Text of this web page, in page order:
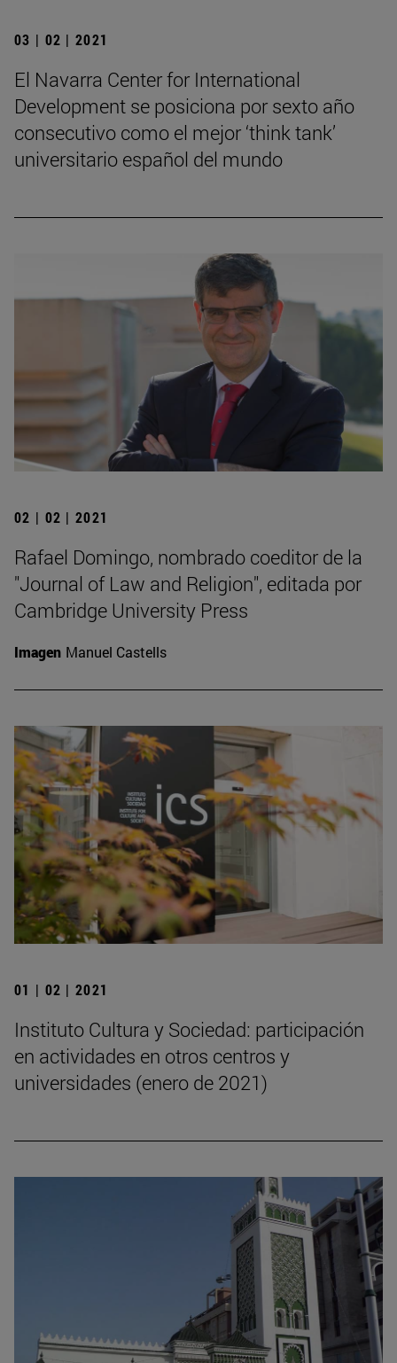
03 | 02 | 2021
El Navarra Center for International
Development se posiciona por sexto año
consecutivo como el mejor ‘think tank’
universitario español del mundo
02 | 02 | 2021
Rafael Domingo, nombrado coeditor de la
"Journal of Law and Religion", editada por
Cambridge University Press
Imagen Manuel Castells
01 | 02 | 2021
Instituto Cultura y Sociedad: participación
en actividades en otros centros y
universidades (enero de 2021)